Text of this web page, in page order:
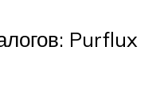
Purflux